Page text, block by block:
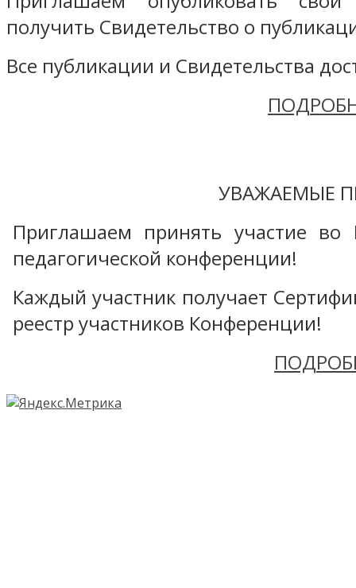
получить Свидетельство о
Все публикации и Свидетельства
УВАЖАЕМЫЕ
Приглашаем принять участие во
педагогической конференции!
Каждый участник получает
реестр участников Конференции!